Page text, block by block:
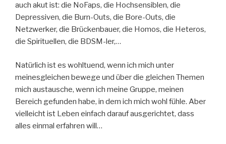
auch akut ist: die NoFaps, die Hochsensiblen, die
Depressiven, die Burn-Outs, die Bore-Outs, die
Netzwerker, die Brückenbauer, die Homos, die Heteros,
die Spirituellen, die BDSM-ler,…
Natürlich ist es wohltuend, wenn ich mich unter
meinesgleichen bewege und über die gleichen Themen
mich austausche, wenn ich meine Gruppe, meinen
Bereich gefunden habe, in dem ich mich wohl fühle. Aber
vielleicht ist Leben einfach darauf ausgerichtet, dass
alles einmal erfahren will…